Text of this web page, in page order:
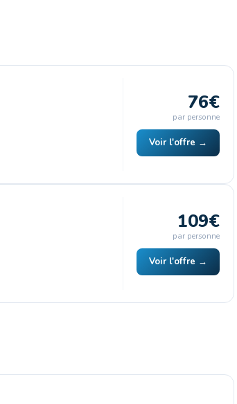
76€
par personne
Voir l'offre →
109€
par personne
Voir l'offre →